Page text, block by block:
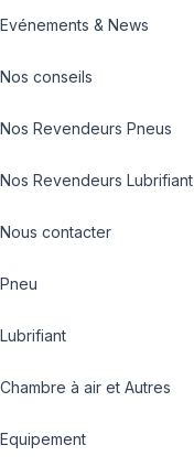
Evénements & News
Nos conseils
Nos Revendeurs Pneus
Nos Revendeurs Lubrifiant
Nous contacter
Pneu
Lubrifiant
Chambre à air et Autres
Equipement